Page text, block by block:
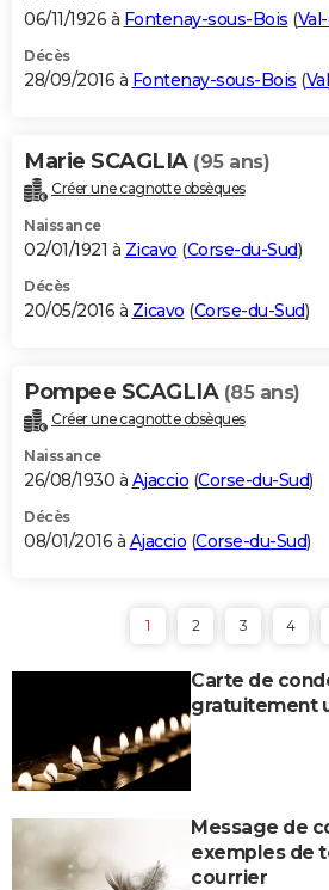
06/11/1926 à Fontenay-sous-Bois (
Décès
28/09/2016 à Fontenay-sous-Bois (
Marie SCAGLIA (95 ans)
Créer une cagnotte obsèques
Naissance
02/01/1921 à Zicavo (Corse-du-Sud)
Décès
20/05/2016 à Zicavo (Corse-du-Sud)
Pompee SCAGLIA (85 ans)
Créer une cagnotte obsèques
Naissance
26/08/1930 à Ajaccio (Corse-du-Sud)
Décès
08/01/2016 à Ajaccio (Corse-du-Sud)
1 2 3 4
Carte de
gratuitement
Message de
exemples de
courrier